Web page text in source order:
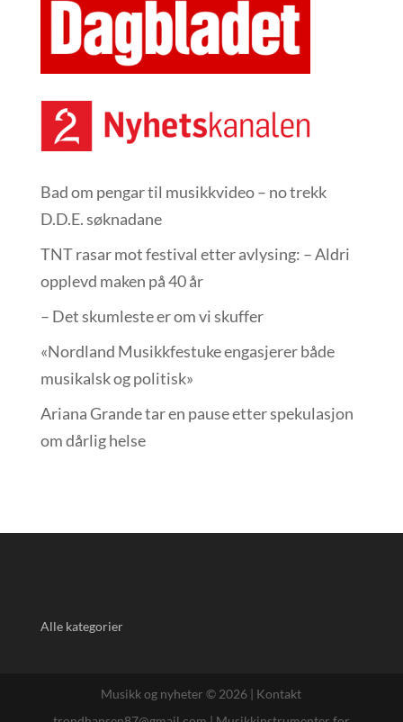
Bad om pengar til musikkvideo – no trekk
D.D.E. søknadane
TNT rasar mot festival etter avlysing: – Aldri
opplevd maken på 40 år
– Det skumleste er om vi skuffer
«Nordland Musikkfest­uke engasjerer både
musikalsk og politisk»
Ariana Grande tar en pause etter spekulasjon
om dårlig helse
Alle kategorier
Musikk og nyheter © 2026 | Kontakt